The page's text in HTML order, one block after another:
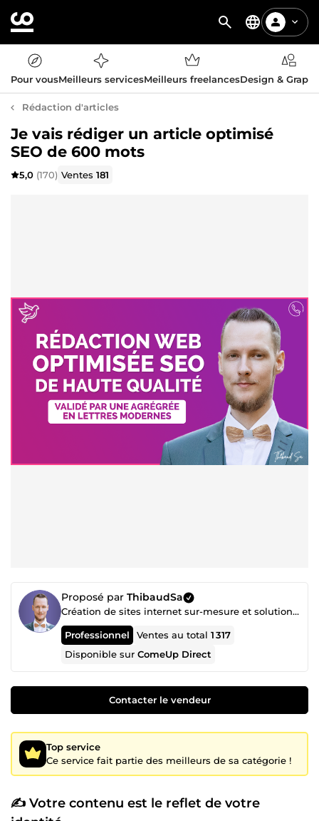
Pour vousMeilleurs servicesMeilleurs freelancesDesign &
Rédaction d'articles
Je vais rédiger un article optimisé
SEO de 600 mots
5,0 (170) Ventes181
Proposé par ThibaudSa
Création de sites internet sur-mesure et solutions de communication
Professionnel Ventes au total1 317
Disponible surComeUp Direct
Contacter le vendeur
Top service
Ce service fait partie des meilleurs de sa catégorie !
✍ Votre contenu est le reflet de votre